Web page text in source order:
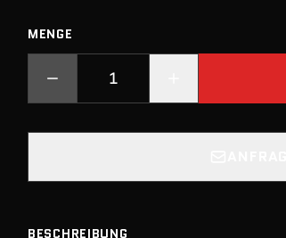
MENGE
BESCHREIBUNG